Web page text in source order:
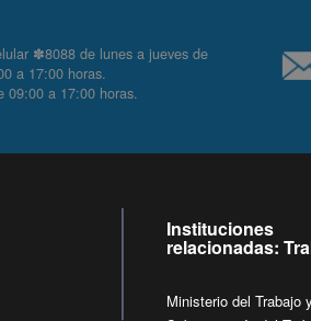
Celular ✽8088 de lunes a jueves de
de 09:00 a 17:00 horas.
de 09:00 a 17:00 horas.
Instituciones
relacionadas:
Ministerio del Trabajo